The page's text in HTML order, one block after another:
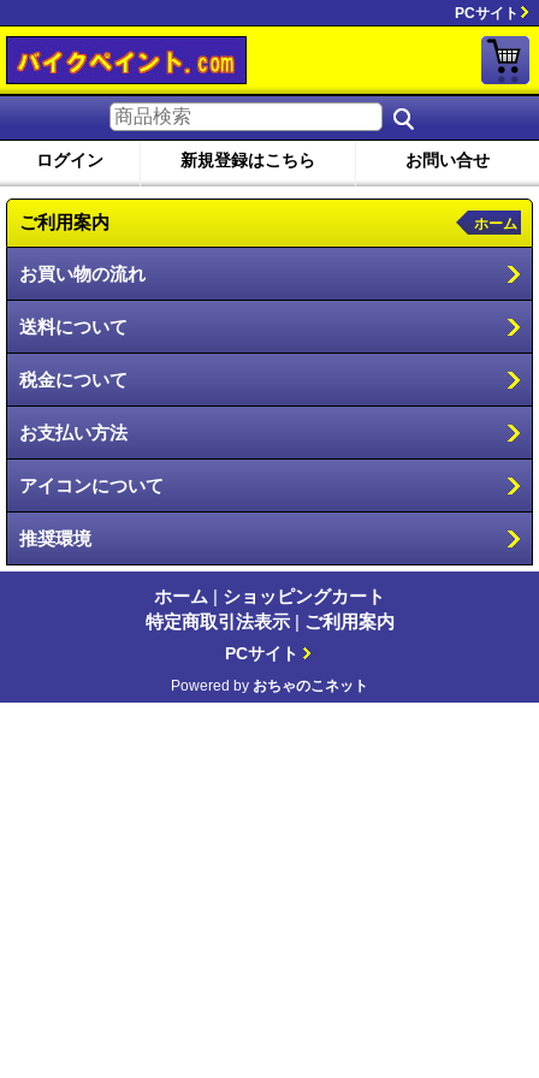
PCサイト
ログイン 新規登録はこちら お問い合せ
ご利用案内 ホーム
お買い物の流れ
送料について
税金について
お支払い方法
アイコンについて
推奨環境
ホーム | ショッピングカート
特定商取引法表示 | ご利用案内
PCサイト
Powered by おちゃのこネット